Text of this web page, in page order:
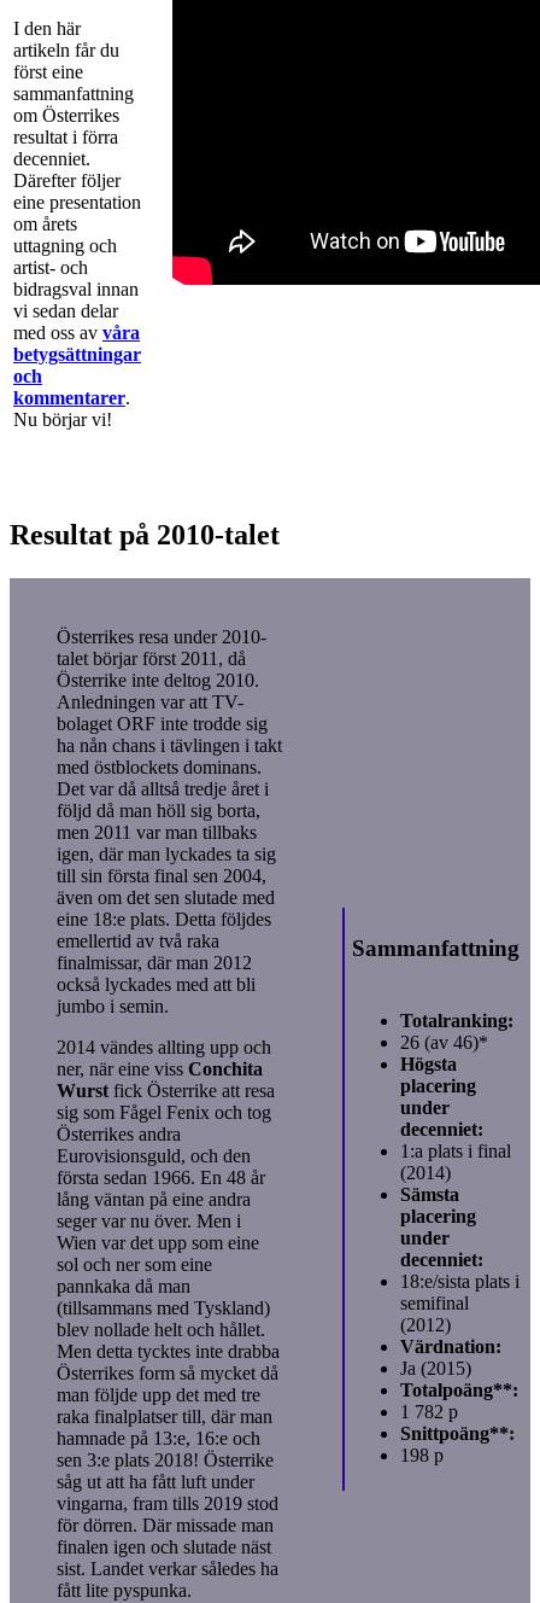
I den här
artikeln får du
först eine
sammanfattning
om Österrikes
resultat i förra
decenniet.
Därefter följer
eine presentation
om årets
uttagning och
artist- och
bidragsval innan
vi sedan delar
med oss av våra
betygsättningar
och
kommentarer.
Nu börjar vi!
Resultat på 2010-talet
Österrikes resa under 2010-
talet börjar först 2011, då
Österrike inte deltog 2010.
Anledningen var att TV-
bolaget ORF inte trodde sig
ha nån chans i tävlingen i takt
med östblockets dominans.
Det var då alltså tredje året i
följd då man höll sig borta,
men 2011 var man tillbaks
igen, där man lyckades ta sig
till sin första final sen 2004,
även om det sen slutade med
eine 18:e plats. Detta följdes
emellertid av två raka
finalmissar, där man 2012
också lyckades med att bli
jumbo i semin.
2014 vändes allting upp och
ner, när eine viss Conchita
Wurstfick Österrike att resa
sig som Fågel Fenix och tog
Österrikes andra
Eurovisionsguld, och den
första sedan 1966. En 48 år
lång väntan på eine andra
seger var nu över. Men i
Wien var det upp som eine
sol och ner som eine
pannkaka då man
(tillsammans med Tyskland)
blev nollade helt och hållet.
Men detta tycktes inte drabba
Österrikes form så mycket då
man följde upp det med tre
raka finalplatser till, där man
hamnade på 13:e, 16:e och
sen 3:e plats 2018! Österrike
såg ut att ha fått luft under
vingarna, fram tills 2019 stod
för dörren. Där missade man
finalen igen och slutade näst
sist. Landet verkar således ha
fått lite pyspunka.
Sammanfattning
Totalranking:
26 (av 46)*
Högsta
placering
under
decenniet:
1:a plats i final
(2014)
Sämsta
placering
under
decenniet:
18:e/sista plats i
semifinal
(2012)
Värdnation:
Ja (2015)
Totalpoäng**:
1 782 p
Snittpoäng**:
198 p